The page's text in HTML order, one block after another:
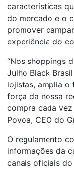
características
do mercado e o
promover
experiência do
“Nos shoppings
Julho Black
lojistas, amplia o
força da nossa
compra cada vez
Povoa, CEO do
O regulamento
informações da
canais oficiais